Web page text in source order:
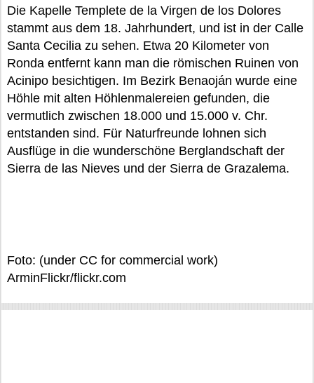
Die Kapelle Templete de la Virgen de los Dolores
stammt aus dem 18. Jahrhundert, und ist in der Calle
Santa Cecilia zu sehen. Etwa 20 Kilometer von
Ronda entfernt kann man die römischen Ruinen von
Acinipo besichtigen. Im Bezirk Benaoján wurde eine
Höhle mit alten Höhlenmalereien gefunden, die
vermutlich zwischen 18.000 und 15.000 v. Chr.
entstanden sind. Für Naturfreunde lohnen sich
Ausflüge in die wunderschöne Berglandschaft der
Sierra de las Nieves und der Sierra de Grazalema.
Foto: (under СС for commercial work)
ArminFlickr/flickr.com